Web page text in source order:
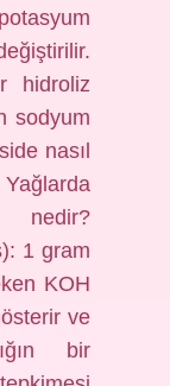
hidroliz
sodyum
nasıl
1 gram
KOH
ve
bir